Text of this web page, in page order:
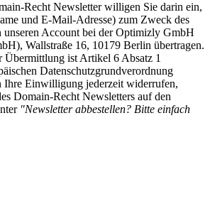
Recht Newsletter willigen Sie darin ein,
und E-Mail-Adresse) zum Zweck des
unseren Account bei der Optimizly GmbH
Wallstraße 16, 10179 Berlin übertragen.
Übermittlung ist Artikel 6 Absatz 1
Datenschutzgrundverordnung
Einwilligung jederzeit widerrufen,
Domain-Recht Newsletters auf den
"Newsletter abbestellen? Bitte einfach